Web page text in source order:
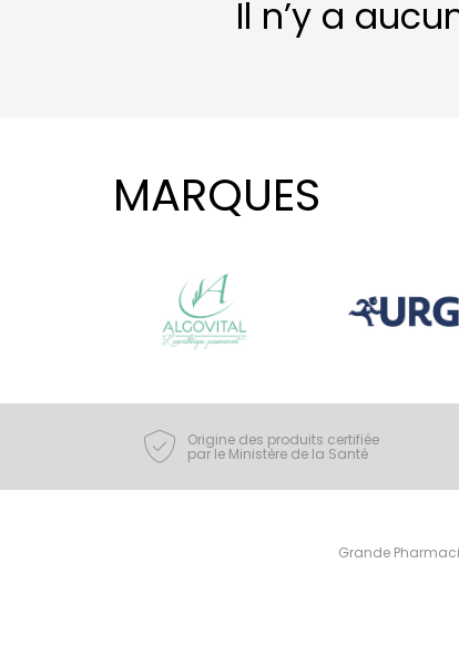
Il n’y a
MARQUES
Origine des produits certifiée
par le Ministère de la Santé
Grande